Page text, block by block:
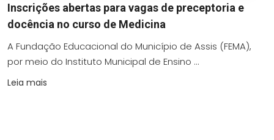
Inscrições abertas para vagas de preceptoria e
docência no curso de Medicina
A Fundação Educacional do Município de Assis (FEMA),
por meio do Instituto Municipal de Ensino ...
Leia mais